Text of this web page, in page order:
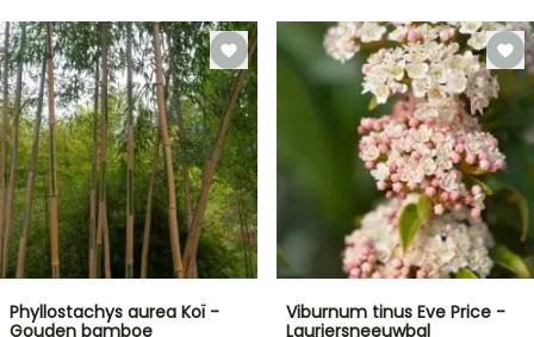
Phyllostachys aurea Koï -
Gouden bamboe
Viburnum tinus Eve Price -
Lauriersneeuwbal